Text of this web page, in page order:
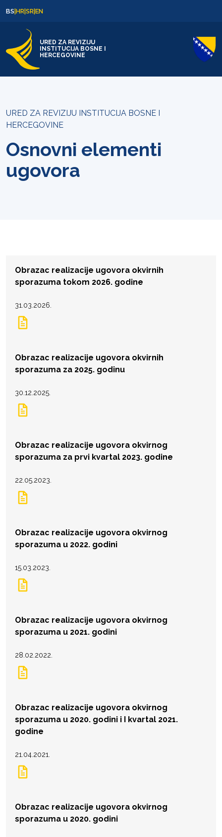
BS|HR|SR|EN
URED ZA REVIZIJU
INSTITUCIJA BOSNE I
HERCEGOVINE
URED ZA REVIZIJU INSTITUCIJA BOSNE I
HERCEGOVINE
Osnovni elementi
ugovora
Obrazac realizacije ugovora okvirnih
sporazuma tokom 2026. godine
31.03.2026.
Obrazac realizacije ugovora okvirnih
sporazuma za 2025. godinu
30.12.2025.
Obrazac realizacije ugovora okvirnog
sporazuma za prvi kvartal 2023. godine
22.05.2023.
Obrazac realizacije ugovora okvirnog
sporazuma u 2022. godini
15.03.2023.
Obrazac realizacije ugovora okvirnog
sporazuma u 2021. godini
28.02.2022.
Obrazac realizacije ugovora okvirnog
sporazuma u 2020. godini i I kvartal 2021.
godine
21.04.2021.
Obrazac realizacije ugovora okvirnog
sporazuma u 2020. godini